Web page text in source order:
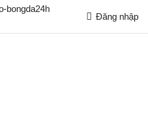
Đăng nhập